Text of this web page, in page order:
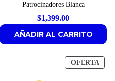
Patrocinadores Blanca
$1,399.00
AÑADIR AL CARRITO
OFERTA
EN